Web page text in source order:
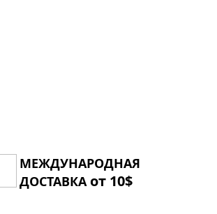
МЕЖДУНАРОДНАЯ
ДОСТАВКА от 10$